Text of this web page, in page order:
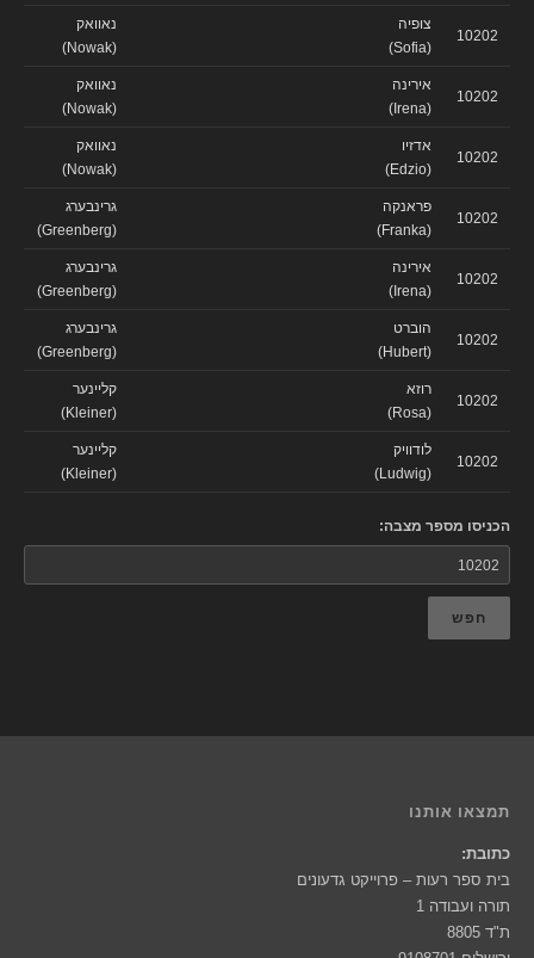
10202
צופיה
(Sofia)
נאוואק
(Nowak)
10202
אירינה
(Irena)
נאוואק
(Nowak)
10202
אדזיו
(Edzio)
נאוואק
(Nowak)
10202
פראנקה
(Franka)
גרינבערג
(Greenberg)
10202
אירינה
(Irena)
גרינבערג
(Greenberg)
10202
הוברט
(Hubert)
גרינבערג
(Greenberg)
10202
רוזא
(Rosa)
קליינער
(Kleiner)
10202
לודוויק
(Ludwig)
קליינער
(Kleiner)
הכניסו מספר מצבה:
חפש
תמצאו אותנו
כתובת:
בית ספר רעות – פרוייקט גדעונים
תורה ועבודה 1
ת"ד 8805